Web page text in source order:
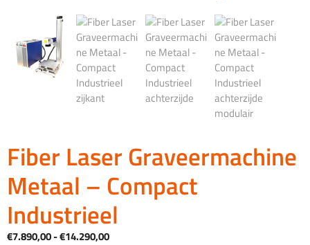
Fiber Laser Graveermachine
Metaal – Compact
Industrieel
€7.890,00-€14.290,00Prijsklasse: